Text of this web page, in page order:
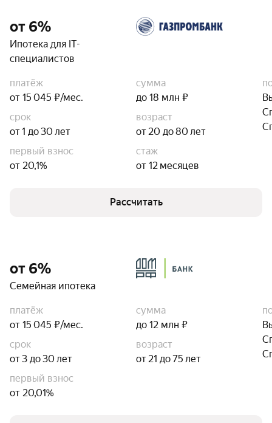
от 6%
Ипотека для IT-
специалистов
платёж
от 15 045 ₽/мес.
сумма
до 18 млн ₽
срок
от 1 до 30 лет
возраст
от 20 до 80 лет
первый взнос
от 20,1%
стаж
от 12 месяцев
Рассчитать
от 6%
Семейная ипотека
платёж
от 15 045 ₽/мес.
сумма
до 12 млн ₽
срок
от 3 до 30 лет
возраст
от 21 до 75 лет
первый взнос
от 20,01%